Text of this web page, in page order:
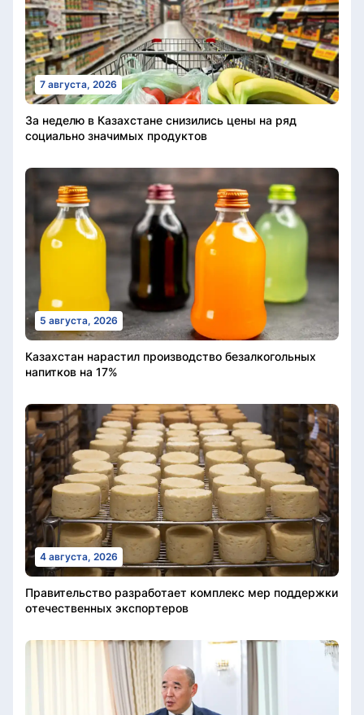
7 августа, 2026
За неделю в Казахстане снизились цены на ряд
социально значимых продуктов
5 августа, 2026
Казахстан нарастил производство безалкогольных
напитков на 17%
4 августа, 2026
Правительство разработает комплекс мер поддержки
отечественных экспортеров